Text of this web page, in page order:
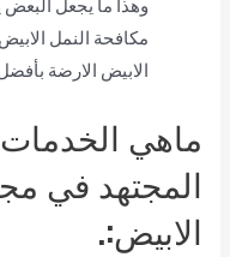
وهذا ما يجعل البعض
مكافحة النمل
الابيض الارضة
ماهي
المجتهد في
الابيض:.